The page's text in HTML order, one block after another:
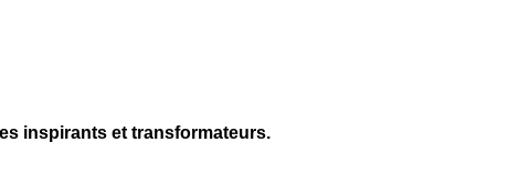
inspirants et transformateurs.